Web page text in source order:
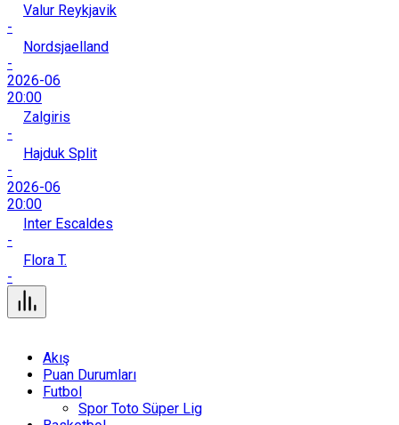
Valur Reykjavik
-
Nordsjaelland
-
2026-06
20:00
Zalgiris
-
Hajduk Split
-
2026-06
20:00
Inter Escaldes
-
Flora T.
-
Akış
Puan Durumları
Futbol
Spor Toto Süper Lig